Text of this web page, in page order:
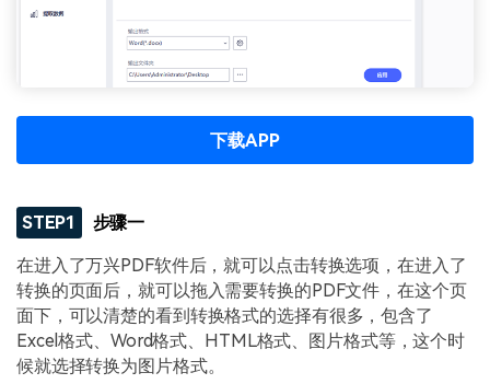
下载APP
STEP1 步骤一
在进入了万兴PDF软件后，就可以点击转换选项，在进入了
转换的页面后，就可以拖入需要转换的PDF文件，在这个页
面下，可以清楚的看到转换格式的选择有很多，包含了
Excel格式、Word格式、HTML格式、图片格式等，这个时
候就选择转换为图片格式。